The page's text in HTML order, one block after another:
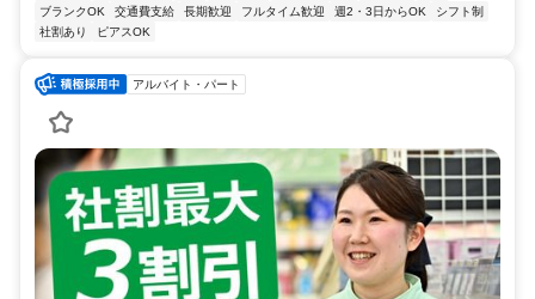
ブランクOK
交通費支給 長期歓迎 フルタイム歓迎 週2・3日からOK
シフト制
社割あり
ピアスOK
アルバイト・パート